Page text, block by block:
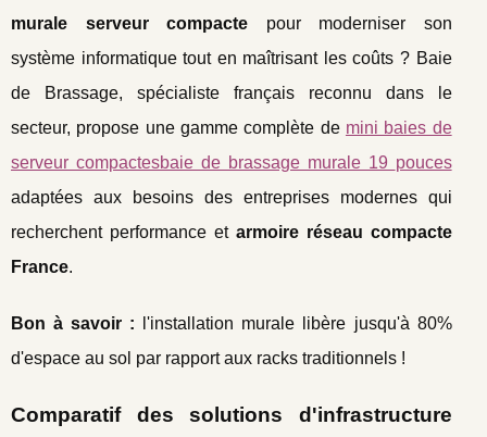
murale serveur compacte pour moderniser son
système informatique tout en maîtrisant les coûts ? Baie
de Brassage, spécialiste français reconnu dans le
secteur, propose une gamme complète de mini baies de
serveur compactesbaie de brassage murale 19 pouces
adaptées aux besoins des entreprises modernes qui
recherchent performance et armoire réseau compacte
France.
Bon à savoir : l'installation murale libère jusqu'à 80%
d'espace au sol par rapport aux racks traditionnels !
Comparatif des solutions d'infrastructure